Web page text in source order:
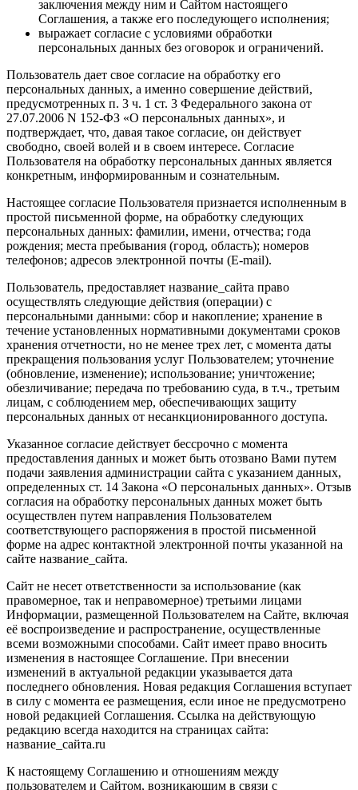
заключения между ним и Сайтом настоящего
Соглашения, а также его последующего исполнения;
выражает согласие с условиями обработки
персональных данных без оговорок и ограничений.
Пользователь дает свое согласие на обработку его
персональных данных, а именно совершение действий,
предусмотренных п. 3 ч. 1 ст. 3 Федерального закона от
27.07.2006 N 152-ФЗ «О персональных данных», и
подтверждает, что, давая такое согласие, он действует
свободно, своей волей и в своем интересе. Согласие
Пользователя на обработку персональных данных является
конкретным, информированным и сознательным.
Настоящее согласие Пользователя признается исполненным в
простой письменной форме, на обработку следующих
персональных данных: фамилии, имени, отчества; года
рождения; места пребывания (город, область); номеров
телефонов; адресов электронной почты (E-mail).
Пользователь, предоставляет название_сайта право
осуществлять следующие действия (операции) с
персональными данными: сбор и накопление; хранение в
течение установленных нормативными документами сроков
хранения отчетности, но не менее трех лет, с момента даты
прекращения пользования услуг Пользователем; уточнение
(обновление, изменение); использование; уничтожение;
обезличивание; передача по требованию суда, в т.ч., третьим
лицам, с соблюдением мер, обеспечивающих защиту
персональных данных от несанкционированного доступа.
Указанное согласие действует бессрочно с момента
предоставления данных и может быть отозвано Вами путем
подачи заявления администрации сайта с указанием данных,
определенных ст. 14 Закона «О персональных данных». Отзыв
согласия на обработку персональных данных может быть
осуществлен путем направления Пользователем
соответствующего распоряжения в простой письменной
форме на адрес контактной электронной почты указанной на
сайте название_сайта.
Сайт не несет ответственности за использование (как
правомерное, так и неправомерное) третьими лицами
Информации, размещенной Пользователем на Сайте, включая
её воспроизведение и распространение, осуществленные
всеми возможными способами. Сайт имеет право вносить
изменения в настоящее Соглашение. При внесении
изменений в актуальной редакции указывается дата
последнего обновления. Новая редакция Соглашения вступает
в силу с момента ее размещения, если иное не предусмотрено
новой редакцией Соглашения. Ссылка на действующую
редакцию всегда находится на страницах сайта:
название_сайта.ru
К настоящему Соглашению и отношениям между
пользователем и Сайтом, возникающим в связи с